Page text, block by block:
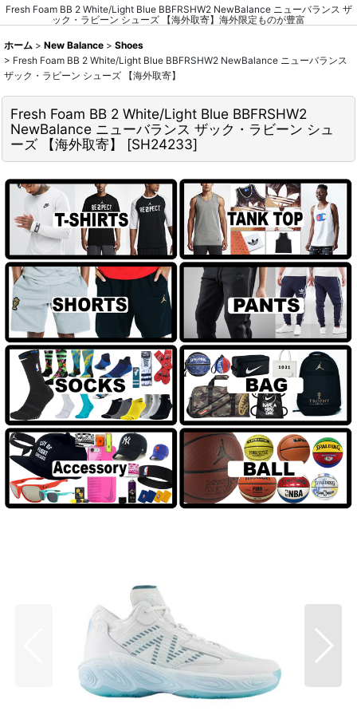
Fresh Foam BB 2 White/Light Blue BBFRSHW2 NewBalance ニューバランス ザ
ック・ラビーン シューズ 【海外取寄】海外限定ものが豊富
ホーム > New Balance > Shoes
> Fresh Foam BB 2 White/Light Blue BBFRSHW2 NewBalance ニューバランス
ザック・ラビーン シューズ 【海外取寄】
Fresh Foam BB 2 White/Light Blue BBFRSHW2
NewBalance ニューバランス ザック・ラビーン シュ
ーズ 【海外取寄】
[SH24233]